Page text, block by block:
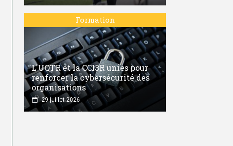
Formation
L'UQTR et la CCI3R unies pour
renforcer la cybersécurité des
organisations
29 juillet 2026